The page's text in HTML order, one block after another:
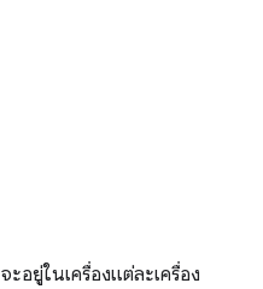
จะอยู่ในเครื่องแต่ละเครื่อง